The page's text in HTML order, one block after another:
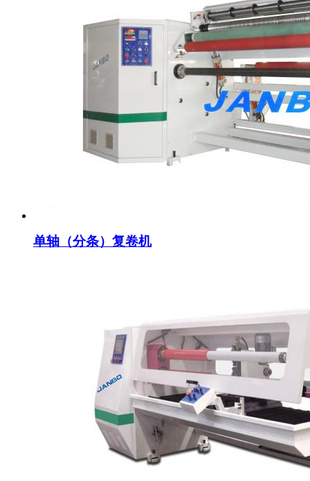
单轴（分条）复卷机